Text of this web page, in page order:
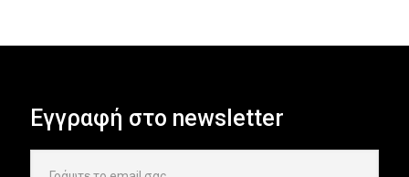
Εγγραφή στο newsletter